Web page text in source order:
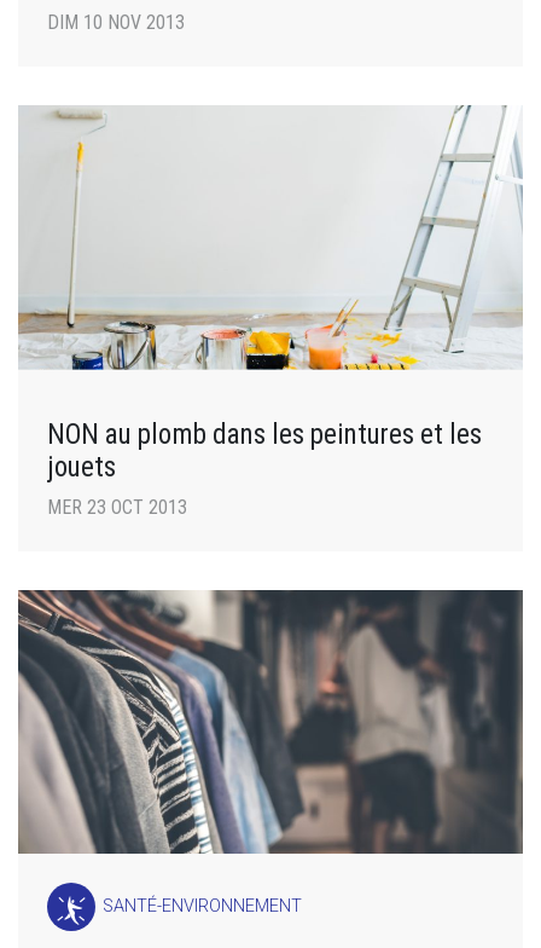
DIM 10 NOV 2013
NON au plomb dans les peintures et les
jouets
MER 23 OCT 2013
SANTÉ-ENVIRONNEMENT